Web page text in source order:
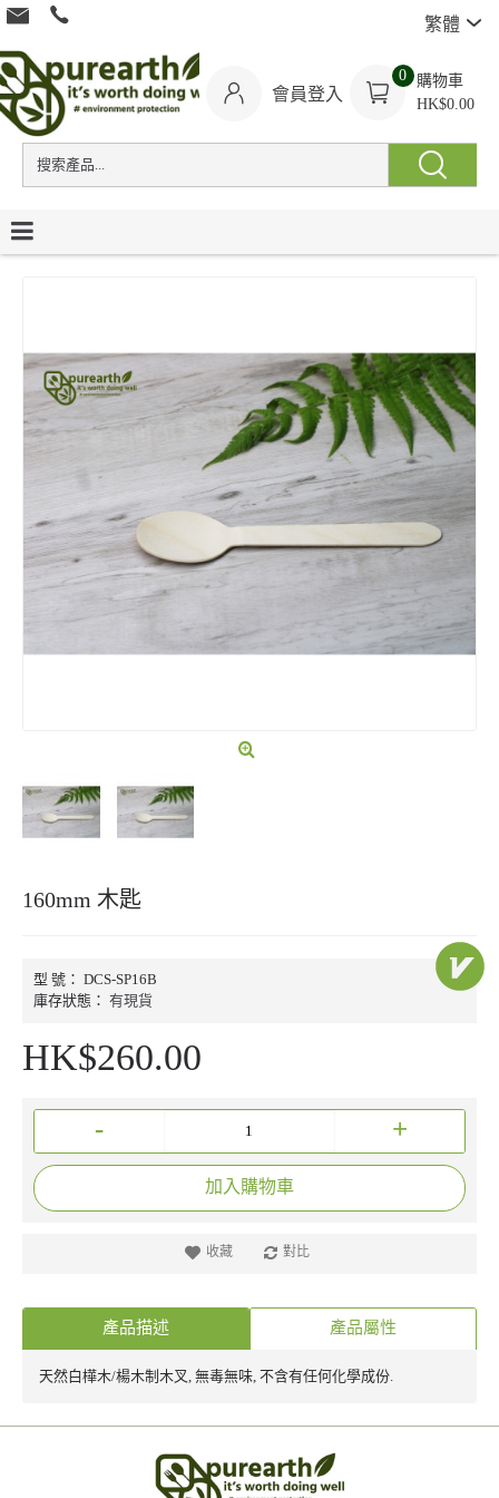
繁體
會員登入
0
購物車
HK$0.00
160mm 木匙
型 號： DCS-SP16B
庫存狀態： 有現貨
HK$260.00
- +
加入購物車
收藏 對比
產品描述 產品屬性
天然白樺木/楊木制木叉, 無毒無味, 不含有任何化學成份.